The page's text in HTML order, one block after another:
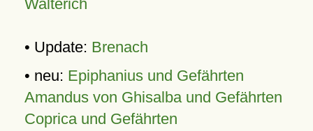
Walterich
• Update: Brenach
• neu: Epiphanius und Gefährten
Amandus von Ghisalba und Gefährten
Coprica und Gefährten